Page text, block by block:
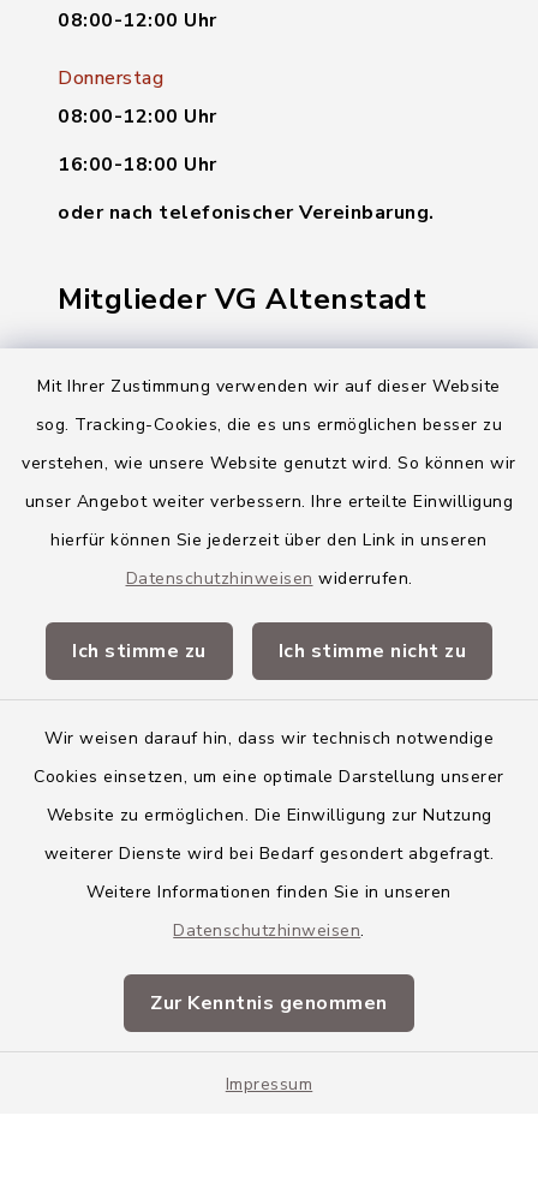
Mit Ihrer Zustimmung verwenden wir auf dieser Website
sog. Tracking-Cookies, die es uns ermöglichen besser zu
verstehen, wie unsere Website genutzt wird. So können wir
unser Angebot weiter verbessern. Ihre erteilte Einwilligung
hierfür können Sie jederzeit über den Link in unseren
Datenschutzhinweisen widerrufen.
Ich stimme zu Ich stimme nicht zu
Wir weisen darauf hin, dass wir technisch notwendige
Cookies einsetzen, um eine optimale Darstellung unserer
Website zu ermöglichen. Die Einwilligung zur Nutzung
weiterer Dienste wird bei Bedarf gesondert abgefragt.
Weitere Informationen finden Sie in unseren
Datenschutzhinweisen.
Zur Kenntnis genommen
Impressum
08:00-12:00 Uhr
Donnerstag
08:00-12:00 Uhr
16:00-18:00 Uhr
oder nach telefonischer Vereinbarung.
Mitglieder VG Altenstadt
Markt Altenstadt
Gemeinde Osterberg
VG Altenstadt
Landkreis Neu-Ulm
Barrierefreiheit
Impressum
Sitemap